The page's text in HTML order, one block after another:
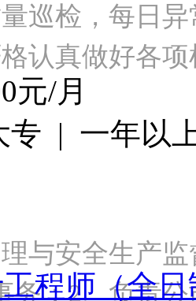
巡检，每日
认真做好各
元/月
| 一年以
与安全生产
务；2、负责
程师（全